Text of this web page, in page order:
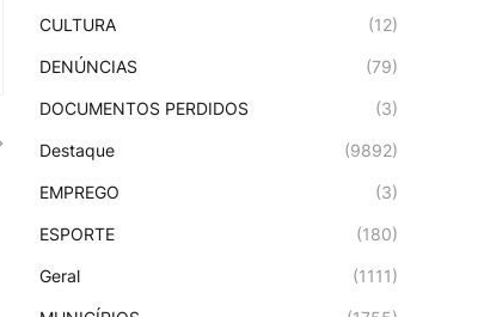
CULTURA (12)
DENÚNCIAS (79)
DOCUMENTOS PERDIDOS (3)
Destaque (9892)
EMPREGO (3)
ESPORTE (180)
Geral (1111)